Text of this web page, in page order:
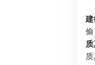
建